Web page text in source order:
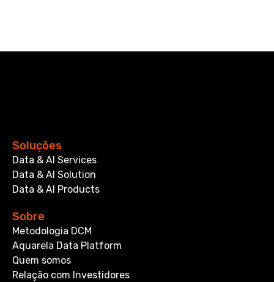
Soluções
Data & AI Services
Data & AI Solution
Data & AI Products
Sobre
Metodologia DCM
Aquarela Data Platform
Quem somos
Relação com Investidores